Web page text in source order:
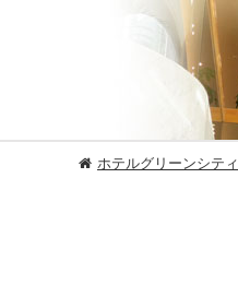
ホテルグリーンシティ